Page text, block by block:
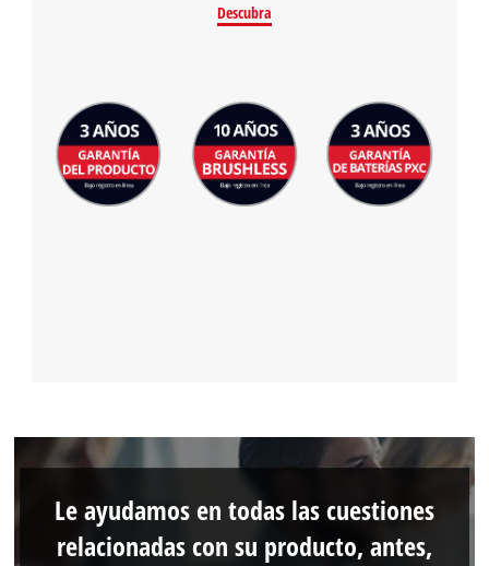
Descubra
Le ayudamos en todas las cuestiones
relacionadas con su producto, antes,